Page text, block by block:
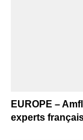
EUROPE –
experts